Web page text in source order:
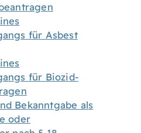
für Asbest
für Biozid-
Bekanntgabe als
oder